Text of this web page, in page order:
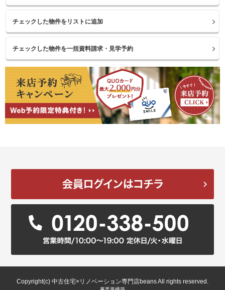
Copyright(c) 中古住宅×リノベーション専門店beans All rights reserved.